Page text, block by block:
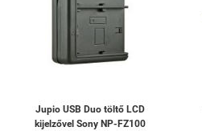
Jupio USB Duo töltő LCD
kijelzővel Sony NP-FZ100